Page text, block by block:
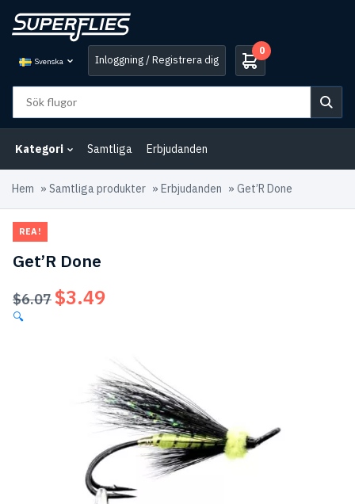
Svenska Inloggning / Registrera dig
0
Kategori Samtliga Erbjudanden
Hem » Samtliga produkter » Erbjudanden » Get’R Done
REA!
Get’R Done
$6.07 Det
$3.49Det
$3.49.
🔍